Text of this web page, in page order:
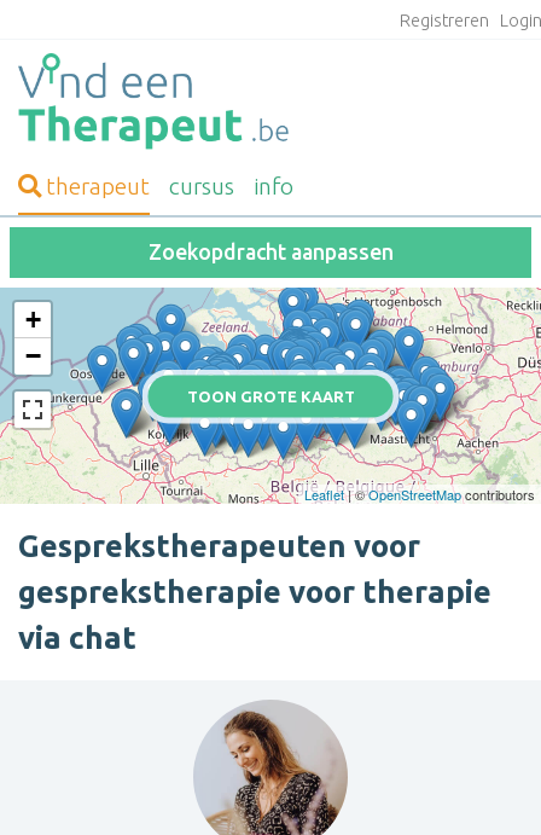
Registreren
therapeut cursus info
Zoekopdracht aanpassen
TOON GROTE KAART
+
−
Leaflet| ©OpenStreetMapcontributors
Gesprekstherapeuten voor
gesprekstherapie voor therapie
via chat